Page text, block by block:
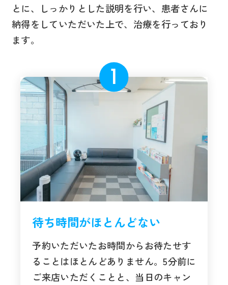
とに、しっかりとした説明を行い、患者さんに
納得をしていただいた上で、治療を行っており
ます。
待ち時間がほとんどない
予約いただいたお時間からお待たせす
ることはほとんどありません。5分前に
ご来店いただくことと、当日のキャン